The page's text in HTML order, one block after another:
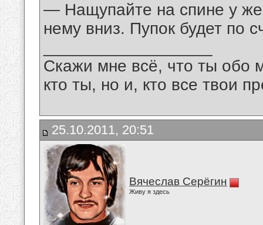
— Нащупайте на спине у
нему вниз. Пупок будет по
Скажи мне всё, что ты обо
кто ты, но и, кто все твои
25.10.2011, 20:51
Вячеслав Серёгин
Живу я здесь